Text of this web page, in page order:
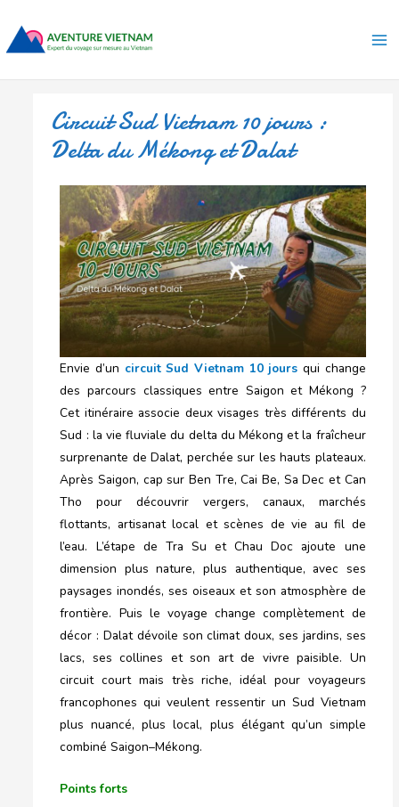
contenu
Circuit Sud Vietnam 10 jours :
Delta du Mékong et Dalat
Envie d’un circuit Sud Vietnam 10 jours qui change
des parcours classiques entre Saigon et Mékong ?
Cet itinéraire associe deux visages très différents du
Sud : la vie fluviale du delta du Mékong et la fraîcheur
surprenante de Dalat, perchée sur les hauts plateaux.
Après Saigon, cap sur Ben Tre, Cai Be, Sa Dec et Can
Tho pour découvrir vergers, canaux, marchés
flottants, artisanat local et scènes de vie au fil de
l’eau. L’étape de Tra Su et Chau Doc ajoute une
dimension plus nature, plus authentique, avec ses
paysages inondés, ses oiseaux et son atmosphère de
frontière. Puis le voyage change complètement de
décor : Dalat dévoile son climat doux, ses jardins, ses
lacs, ses collines et son art de vivre paisible. Un
circuit court mais très riche, idéal pour voyageurs
francophones qui veulent ressentir un Sud Vietnam
plus nuancé, plus local, plus élégant qu’un simple
combiné Saigon–Mékong.
Points forts